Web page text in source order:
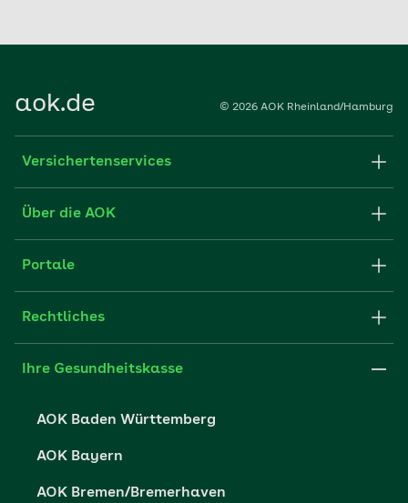
aok.de © 2026 AOK Rheinland/Hamburg
Versichertenservices
Formulare & Anträge
Über die AOK
Struktur & Verwaltung
Portale
Fachportal für Arbeitgeber
Presse
Rechtliches
Impressum
Ihre Gesundheitskasse
AOK Baden Württemberg
AOK Bayern
AOK Bremen/Bremerhaven